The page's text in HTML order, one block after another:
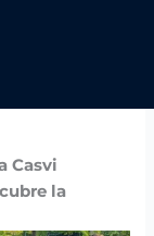
Casvi
la